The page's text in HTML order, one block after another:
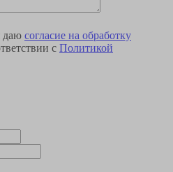
даю согласие на обработку
с Политикой